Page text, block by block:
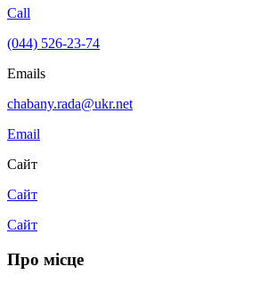
Call
(044) 526-23-74
Emails
chabany.rada@ukr.net
Email
Сайт
Сайт
Сайт
Про місце